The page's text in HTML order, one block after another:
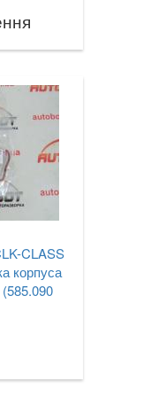
CLASS
корпуса